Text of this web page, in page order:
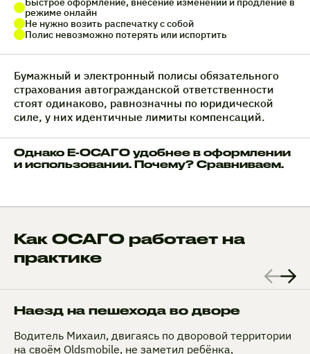
режиме онлайн
Не нужно возить распечатку с собой
Полис невозможно потерять или испортить
Бумажный и электронный полисы обязательного
страхования автогражданской ответственности
стоят одинаково, равнозначны по юридической
силе, у них идентичные лимиты компенсаций.
Однако Е-ОСАГО удобнее в оформлении
и использовании. Почему? Сравниваем.
Как ОСАГО работает на
практике
Наезд на пешехода во дворе
Водитель Михаил, двигаясь по дворовой территории
на своём Oldsmobile, не заметил ребёнка,